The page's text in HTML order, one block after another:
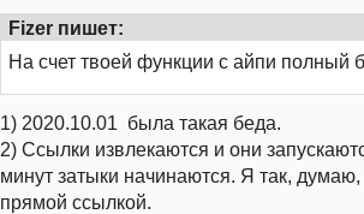
Fizer пишет:
На счет твоей функции с айпи полный
1) 2020.10.01 была такая беда.
2) Ссылки извлекаются и они
минут затыки начинаются. Я так, думаю,
прямой ссылкой.